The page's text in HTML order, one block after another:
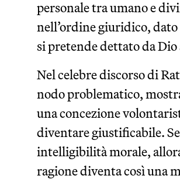
personale tra umano e
nell’ordine giuridico, dato
si pretende dettato da Dio
Nel celebre discorso di
nodo problematico,
una concezione
diventare giustificabile.
intelligibilità morale,
ragione diventa così una